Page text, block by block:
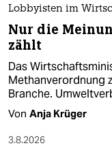
Lobbyisten im
Nur die
zählt
Das
Methanverordnung
Branche.
Von Anja Krüger
3.8.2026